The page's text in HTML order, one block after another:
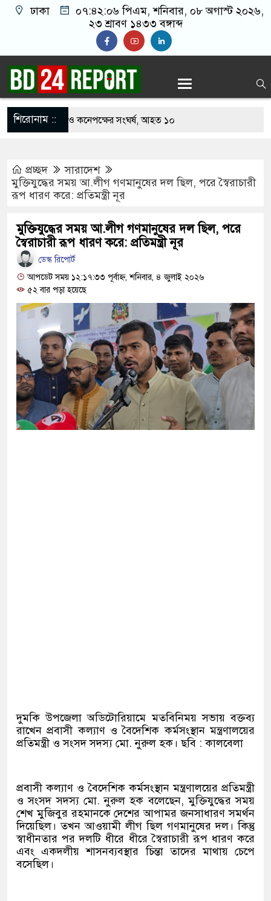
ঢাকা ০৭:৪২:০৭ পিএম, শনিবার, ০৮ অগাস্ট ২০২৬,
২৩ শ্রাবণ ১৪৩৩ বঙ্গাব্দ
শিরোনাম ::
নিয়ে বর ও কনেপক্ষের সংঘর্ষ, আহত ১০
দেশজুড়ে পুলিশের সতর্কতা জারি
আ.লীগের গোপন বৈঠক থেকে গ্রেপ্তার ৬
যুবদল সভাপতি আটক, ভিডিও ভাইরাল
দায়ী থাকবে জামায়াত-এনসিপি: রাশেদ খাঁন
দিলেন জামায়াত বহিষ্কাকৃত গাজী নজরুলের ১২
দায়ী থাকবে জামায়াত-এনসিপি: রাশেদ খাঁন
হারিয়েছে বর্তমান সরকার: নাহিদ ইসলাম
করতে ন্যাটোভুক্ত দেশে হামলা চালাতে পারে রাশিয়া
প্রচ্ছদ
সারাদেশ
মুক্তিযুদ্ধের সময় আ.লীগ গণমানুষের দল ছিল, পরে স্বৈরাচারী
রূপ ধারণ করে: প্রতিমন্ত্রী নূর
মুক্তিযুদ্ধের সময় আ.লীগ গণমানুষের দল ছিল, পরে
স্বৈরাচারী রূপ ধারণ করে: প্রতিমন্ত্রী নূর
ডেস্ক রিপোর্ট
আপডেট সময় ১২:১৭:৩৩ পূর্বাহ্ন, শনিবার, ৪ জুলাই ২০২৬
৫২ বার পড়া হয়েছে
দুমকি উপজেলা অডিটোরিয়ামে মতবিনিময় সভায় বক্তব্য
রাখেন প্রবাসী কল্যাণ ও বৈদেশিক কর্মসংস্থান মন্ত্রণালয়ের
প্রতিমন্ত্রী ও সংসদ সদস্য মো. নুরুল হক। ছবি : কালবেলা
প্রবাসী কল্যাণ ও বৈদেশিক কর্মসংস্থান মন্ত্রণালয়ের প্রতিমন্ত্রী
ও সংসদ সদস্য মো. নুরুল হক বলেছেন, মুক্তিযুদ্ধের সময়
শেখ মুজিবুর রহমানকে দেশের আপামর জনসাধারণ সমর্থন
দিয়েছিল। তখন আওয়ামী লীগ ছিল গণমানুষের দল। কিন্তু
স্বাধীনতার পর দলটি ধীরে ধীরে স্বৈরাচারী রূপ ধারণ করে
এবং একদলীয় শাসনব্যবস্থার চিন্তা তাদের মাথায় চেপে
বসেছিল।